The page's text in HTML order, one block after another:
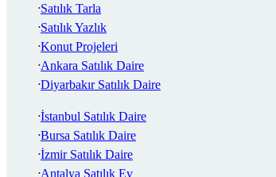
Satılık Tarla
Satılık Yazlık
Konut Projeleri
Ankara Satılık Daire
Diyarbakır Satılık Daire
İstanbul Satılık Daire
Bursa Satılık Daire
İzmir Satılık Daire
Antalya Satılık Ev